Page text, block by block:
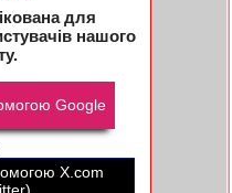
для
нашого
Google
X.com